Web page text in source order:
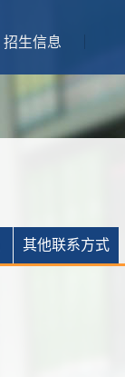
招生信息
其他联系方式